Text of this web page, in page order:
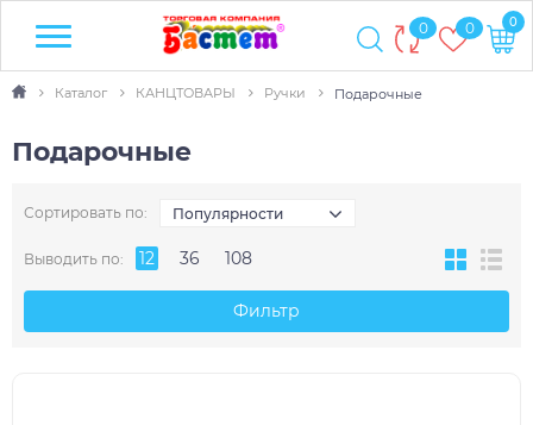
0 0 0
Каталог КАНЦТОВАРЫ Ручки Подарочные
Подарочные
Сортировать по: Популярности
Выводить по: 12 36 108
Фильтр